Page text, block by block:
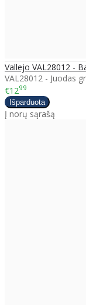
Vallejo VAL28012 -
VAL28012 - Juodas
€1299
Į norų sąrašą